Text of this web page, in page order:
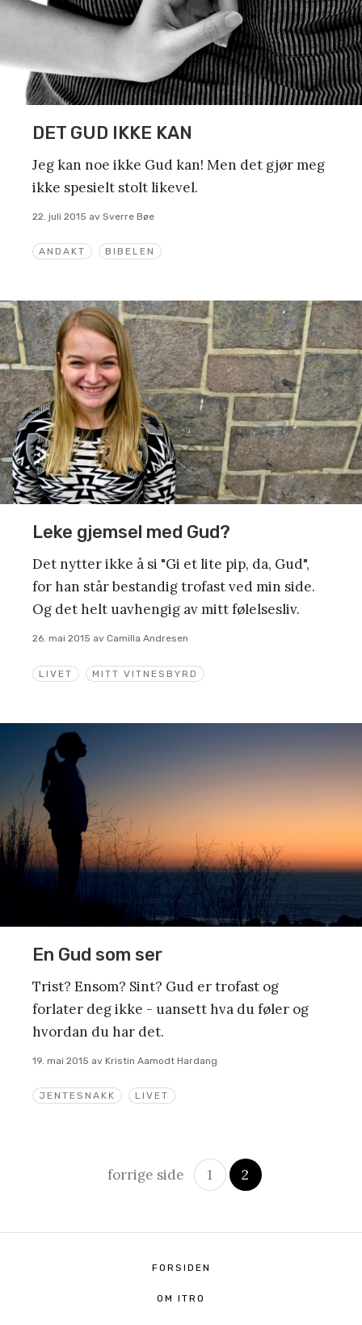
ANDAKT BIBELEN
DET GUD IKKE KAN
Jeg kan noe ikke Gud kan! Men det gjør meg
ikke spesielt stolt likevel.
22. juli 2015 av Sverre Bøe
LIVET MITT VITNESBYRD
Leke gjemsel med Gud?
Det nytter ikke å si "Gi et lite pip, da, Gud",
for han står bestandig trofast ved min side.
Og det helt uavhengig av mitt følelsesliv.
26. mai 2015 av Camilla Andresen
JENTESNAKK LIVET
En Gud som ser
Trist? Ensom? Sint? Gud er trofast og
forlater deg ikke - uansett hva du føler og
hvordan du har det.
19. mai 2015 av Kristin Aamodt Hardang
Innleggsnavigasjon
forrige side 1 2
FORSIDEN
OM ITRO